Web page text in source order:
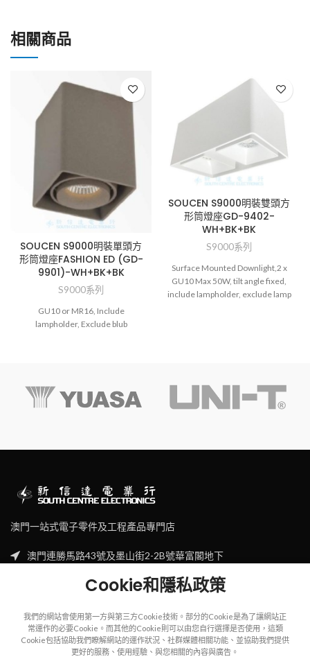
相關商品
SOUCEN S9000明裝單頭方
形筒燈座FASHION ED (GD-
9901)-WH+BK+BK
S9000系列
GU10 or MR16, Include
lampholder, Exclude blub
SOUCEN S9000明裝雙頭方
形筒燈座GD-9402-
WH+BK+BK
S9000系列
Surface Mounted Downlight,2 x
GU10 Max 50W, tilt angle fixed,
include lampholder, exclude lamp
澳門一站式電子零件及工程產品專門店
澳門連勝馬路43號及墨山街2-2B號華富閣地下
2023SOUTH CENTRE ELECTRIONCISAll rights reserved.
Cookie和隱私政策
我們的網站會使用第一方與第三方Cookie技術。部分的Cookie是為了讓網站正
常運作的必要Cookie。而其他的Cookie則可以由您自行選擇是否使用，這類
Cookie包括協助我們瞭解網站的運作狀況、社群媒體相關功能、並協助我們提供
更好的服務、使用經驗、與您相關的內容與廣告。